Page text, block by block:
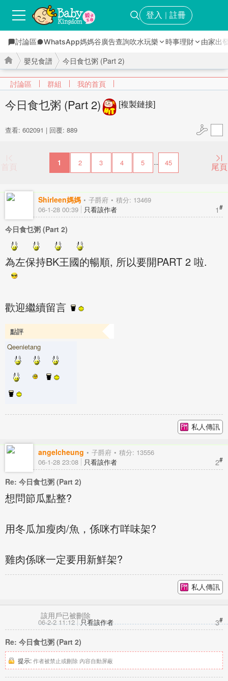
登入 ｜ 註冊
討論區 WhatsApp媽媽谷廣告查詢吹水玩樂 時事理財 由家出
討論區 群組 我的首頁
嬰兒食譜 今日食乜粥 (Part 2)
查看: 602091 | 回覆: 889
今日食乜粥 (Part 2) [複製鏈接]
首頁 1 2 3 4 5 ... 45 尾頁
Shirleen媽媽 子爵府 積分: 13469
1#
06-1-28 00:39 只看該作者
今日食乜粥 (Part 2)
為左保持BK王國的暢順, 所以要開PART 2 啦.
歡迎繼續留言
點評
Qeenietang
私人傳訊
angelcheung 子爵府 積分: 13556
2#
06-1-28 23:08 只看該作者
Re: 今日食乜粥 (Part 2)
想問節瓜點整?
用冬瓜加瘦肉/魚，係咪冇咩味架?
雞肉係咪一定要用新鮮架?
私人傳訊
該用戶已被刪除
3#
06-2-2 11:12 只看該作者
Re: 今日食乜粥 (Part 2)
提示: 作者被禁止或刪除 內容自動屏蔽